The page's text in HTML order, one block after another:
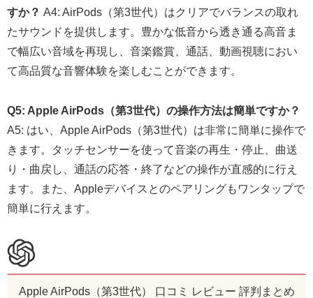
すか？ A4: AirPods（第3世代）はクリアでバランスの取れ
たサウンドを提供します。豊かな低音から透き通る高音ま
で幅広い音域を再現し、音楽鑑賞、通話、動画視聴におい
て高品質な音響体験を楽しむことができます。
Q5: Apple AirPods（第3世代）の操作方法は簡単ですか？
A5: はい、Apple AirPods（第3世代）は非常に簡単に操作で
きます。タッチセンサーを使って音楽の再生・停止、曲送
り・曲戻し、通話の応答・終了などの操作が直感的に行え
ます。また、Appleデバイスとのペアリングもワンタップで
簡単に行えます。
Apple AirPods（第3世代） 口コミ レビュー 評判まとめ